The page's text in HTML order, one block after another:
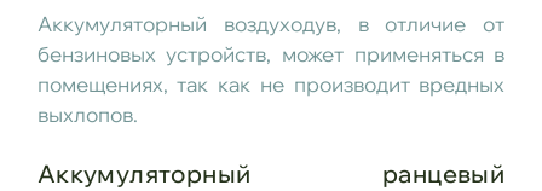
Аккумуляторный воздуходув, в отличие от
бензиновых устройств, может применяться в
помещениях, так как не производит вредных
выхлопов.
Аккумуляторный ранцевый